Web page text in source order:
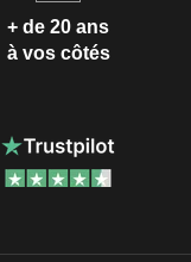
+ de 20 ans
à vos côtés